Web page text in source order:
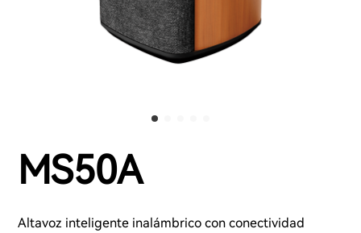
MS50A
Altavoz inteligente inalámbrico con conectividad